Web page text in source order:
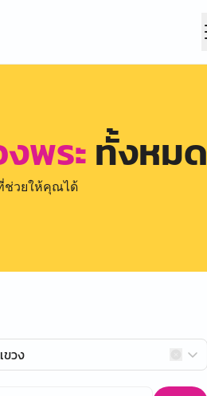
พระทั้งหมด
ช่วยให้คุณได้
วง